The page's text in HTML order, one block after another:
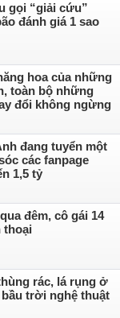
gọi “giải cứu”
đánh giá 1 sao
hoa của những
toàn bộ những
đổi không ngừng
đang tuyển một
các fanpage
1,5 tỷ
đêm, cô gái 14
thoại
rác, lá rụng ở
trời nghệ thuật